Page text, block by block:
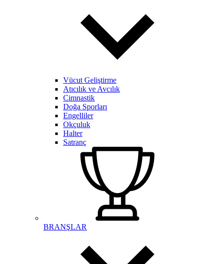
Vücut Geliştirme
Atıcılık ve Avcılık
Cimnastik
Doğa Sporları
Engelliler
Okçuluk
Halter
Satranç
BRANŞLAR